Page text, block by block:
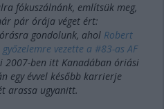
fókuszálnánk, említsük meg,
pár órája véget ért:
gondolunk, ahol Robert
vezette a #83-as AF
2007-ben itt Kanadában óriási
egy évvel később karrierje
arassa ugyanitt.